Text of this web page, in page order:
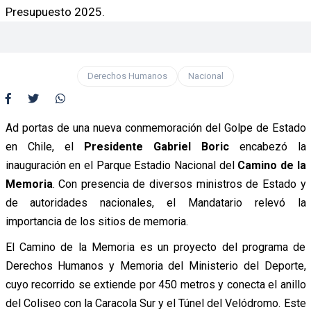
Presupuesto 2025.
Derechos Humanos Nacional
Ad portas de una nueva conmemoración del Golpe de Estado
en Chile, el Presidente Gabriel Boricencabezó la
inauguración en el Parque Estadio Nacional del Camino de la
Memoria. Con presencia de diversos ministros de Estado y
de autoridades nacionales, el Mandatario relevó la
importancia de los sitios de memoria.
El Camino de la Memoria es un proyecto del programa de
Derechos Humanos y Memoria del Ministerio del Deporte,
cuyo recorrido se extiende por 450 metros y conecta el anillo
del Coliseo con la Caracola Sur y el Túnel del Velódromo. Este